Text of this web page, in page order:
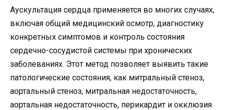
Аускультация сердца применяется во многих случаях,
включая общий медицинский осмотр, диагностику
конкретных симптомов и контроль состояния
сердечно-сосудистой системы при хронических
заболеваниях. Этот метод позволяет выявить такие
патологические состояния, как митральный стеноз,
аортальный стеноз, митральная недостаточность,
аортальная недостаточность, перикардит и окклюзия